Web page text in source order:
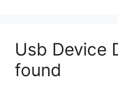
Usb Device
found